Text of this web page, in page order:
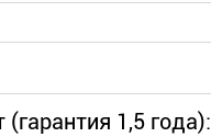
(гарантия 1,5 года):